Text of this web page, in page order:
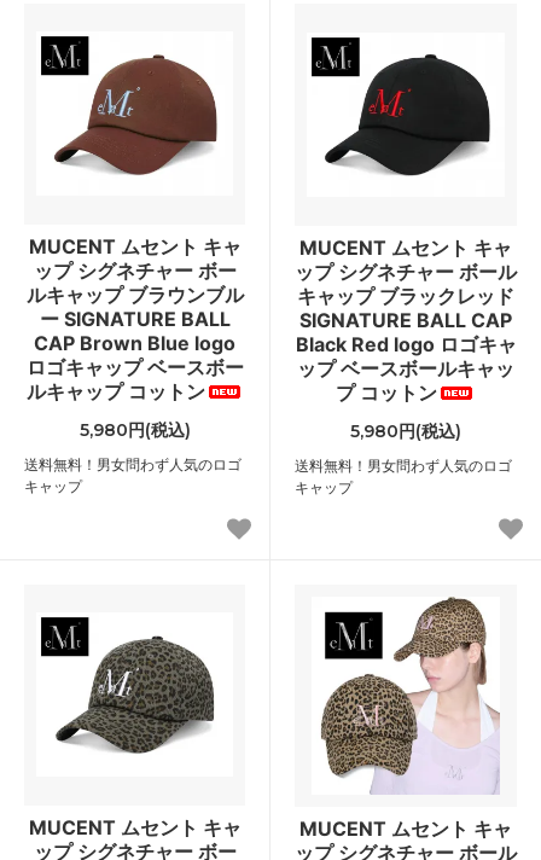
MUCENT ムセント キャ
ップ シグネチャー ボー
ルキャップ ブラウンブル
ー SIGNATURE BALL
CAP Brown Blue logo
ロゴキャップ ベースボー
ルキャップ コットン
5,980円(税込)
送料無料！男女問わず人気のロゴ
キャップ
MUCENT ムセント キャ
ップ シグネチャー ボール
キャップ ブラックレッド
SIGNATURE BALL CAP
Black Red logo ロゴキャ
ップ ベースボールキャッ
プ コットン
5,980円(税込)
送料無料！男女問わず人気のロゴ
キャップ
MUCENT ムセント キャ
ップ シグネチャー ボー
MUCENT ムセント キャ
ップ シグネチャー ボール